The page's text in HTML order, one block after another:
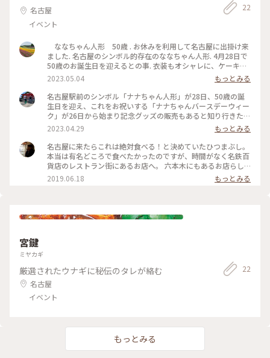
名古屋
イベント
22
ななちゃん人形 50歳 . お休みを利用して名古屋に出掛け来
ました. 名古屋のシンボル的存在のななちゃん人形. 4月28日で
50歳のお誕生日を迎えるとの事. 衣装もオシャレに、ケーキも
飾ってありました. 名鉄百貨店ではコラボ商品も売ってると聞
いて アナスイのハンドタオルとゼリーの詰め合わせを 買って
帰りました. 素敵ユーザーeccoさんありがとうございました😊
📷2023.5.2 #私のことりっぷ旅 #レトロな街 #名古屋 #ななち
ゃん人形 #コラボ #アナスイ #お誕生日 #名鉄百貨店
2023.05.04
もっとみる
名古屋駅前のシンボル「ナナちゃん人形」が28日、50歳の誕
生日を迎え、これをお祝いする「ナナちゃんバースデーウィー
ク」が26日から始まり記念グッズの販売もあると知り行きたい
けど仕事だとぁ😩と思っていたら おお姉ちゃんからプレゼン
ト🎁 ナナちゃんの刺繍がされた黄色のハンドタオル♡ ちい姉
ちゃんはピンクのハンドタオル。姪っ子ちゃんはANNA SUIと
のコラボ♡ ありがとう😊 #お土産 #ナナちゃん #バースデー
2023.04.29
もっとみる
名古屋に来たらこれは絶対食べる！と決めていたひつまぶし。
本当は有名どころで食べたかったのですが、時間がなく名鉄百
貨店のレストラン街にあるお店へ。 六本木にもあるお店らし
く、東京でも食べられたー！と同僚とショックを受けながら堪
能。笑 お味はGOOD！口の中、シアワセでした♡ #名古屋 #ひ
2019.06.18 もっとみる
宮鍵
ミヤカギ
厳選されたウナギに秘伝のタレが絡む
名古屋
イベント
22
もっとみる